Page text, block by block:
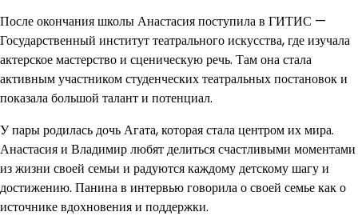
После окончания школы Анастасия поступила в ГИТИС —
Государственный институт театрального искусства, где изучала
актерское мастерство и сценическую речь. Там она стала
активным участником студенческих театральных постановок и
показала большой талант и потенциал.
У пары родилась дочь Агата, которая стала центром их мира.
Анастасия и Владимир любят делиться счастливыми моментами
из жизни своей семьи и радуются каждому детскому шагу и
достижению. Панина в интервью говорила о своей семье как о
источнике вдохновения и поддержки.